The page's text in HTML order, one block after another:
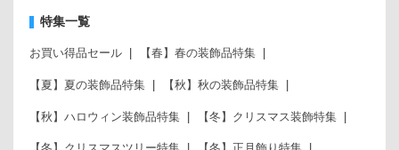
特集一覧
お買い得品セール 【春】春の装飾品特集
【夏】夏の装飾品特集 【秋】秋の装飾品特集
【秋】ハロウィン装飾品特集 【冬】クリスマス装飾特集